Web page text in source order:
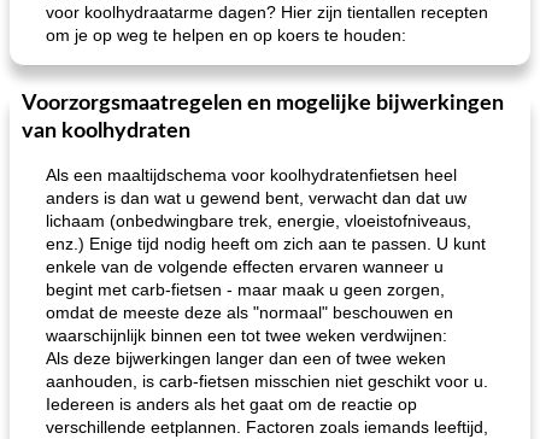
voor koolhydraatarme dagen? Hier zijn tientallen recepten
om je op weg te helpen en op koers te houden:
Voorzorgsmaatregelen en mogelijke bijwerkingen
van koolhydraten
Als een maaltijdschema voor koolhydratenfietsen heel
anders is dan wat u gewend bent, verwacht dan dat uw
lichaam (onbedwingbare trek, energie, vloeistofniveaus,
enz.) Enige tijd nodig heeft om zich aan te passen. U kunt
enkele van de volgende effecten ervaren wanneer u
begint met carb-fietsen - maar maak u geen zorgen,
omdat de meeste deze als "normaal" beschouwen en
waarschijnlijk binnen een tot twee weken verdwijnen:
Als deze bijwerkingen langer dan een of twee weken
aanhouden, is carb-fietsen misschien niet geschikt voor u.
Iedereen is anders als het gaat om de reactie op
verschillende eetplannen. Factoren zoals iemands leeftijd,